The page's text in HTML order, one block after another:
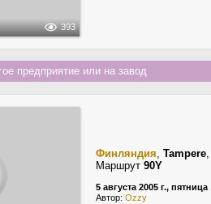
393
предприятие или на завод
Финляндия, Tampere
Маршрут 90Y
5 августа 2005 г., пятница
Автор: Ozzy